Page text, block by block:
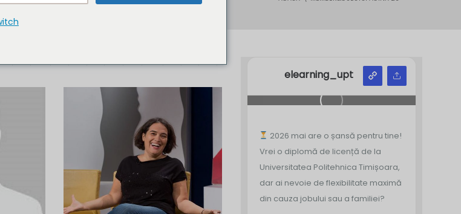
elearning_upt
2026 mai are o șansă pentru tine!
Vrei o diplomă de licență de la
Universitatea Politehnica Timișoara,
dar ai nevoie de flexibilitate maximă
din cauza jobului sau a familiei?